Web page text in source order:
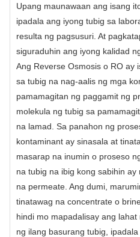
Upang maunawaan ang isang
ipadala ang iyong tubig sa
resulta ng pagsusuri. At
siguraduhin ang iyong kalidad
Ang Reverse Osmosis o RO ay
sa tubig na nag-aalis ng mga
pamamagitan ng paggamit ng
molekula ng tubig sa
na lamad. Sa panahon ng
kontaminant ay sinasala at
masarap na inumin o proseso
na tubig na ibig kong sabihin
na permeate. Ang dumi,
tinatawag na concentrate o
hindi mo mapadalisay ang
ng ilang basurang tubig,